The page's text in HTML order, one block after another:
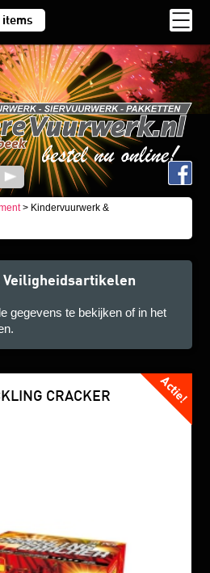
items
> Kindervuurwerk &
gegevens te bekijken of in het
CRACKER